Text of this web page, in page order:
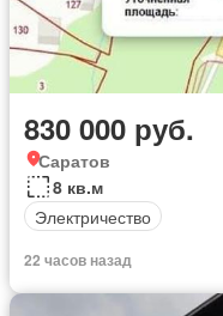
830 000 руб.
Саратов
8 кв.м
Электричество
22 часов назад